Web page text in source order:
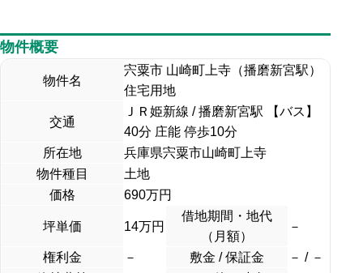
物件概要
物件名
宍粟市 山崎町上寺（播磨新宮駅）
住宅用地
交通
ＪＲ姫新線 / 播磨新宮駅 【バス】
40分 庄能 停歩10分
所在地
兵庫県宍粟市山崎町上寺
物件種目
土地
価格
690万円
坪単価 14万円
借地期間・地代
（月額）
－
権利金 － 敷金 / 保証金
－ / －